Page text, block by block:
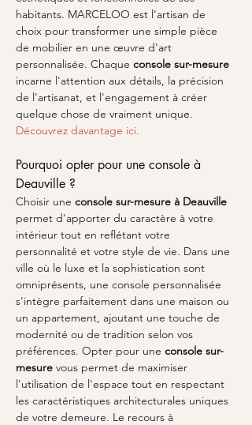
habitants. MARCELOO est l'artisan de
choix pour transformer une simple pièce
de mobilier en une œuvre d'art
personnalisée. Chaque console sur-mesure
incarne l'attention aux détails, la précision
de l'artisanat, et l'engagement à créer
quelque chose de vraiment unique.
Découvrez davantage ici.
Pourquoi opter pour une console à
Deauville ?
Choisir une console sur-mesure à Deauville
permet d'apporter du caractère à votre
intérieur tout en reflétant votre
personnalité et votre style de vie. Dans une
ville où le luxe et la sophistication sont
omniprésents, une console personnalisée
s'intègre parfaitement dans une maison ou
un appartement, ajoutant une touche de
modernité ou de tradition selon vos
préférences. Opter pour une console sur-
mesure vous permet de maximiser
l'utilisation de l'espace tout en respectant
les caractéristiques architecturales uniques
de votre demeure. Le recours à